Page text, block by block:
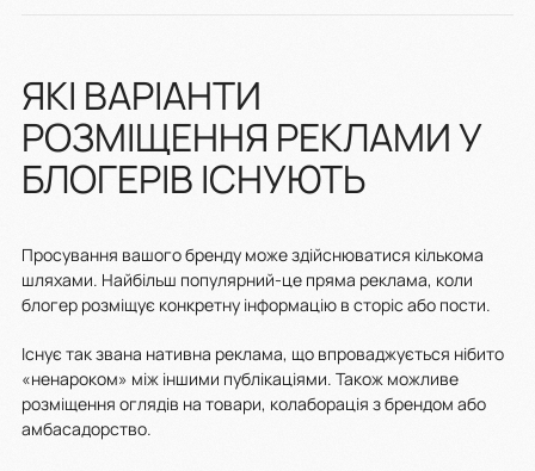
ЯКІ ВАРІАНТИ
РОЗМІЩЕННЯ РЕКЛАМИ У
БЛОГЕРІВ ІСНУЮТЬ
Просування вашого бренду може здійснюватися кількома
шляхами. Найбільш популярний-це пряма реклама, коли
блогер розміщує конкретну інформацію в сторіс або пости.
Існує так звана нативна реклама, що впроваджується нібито
«ненароком» між іншими публікаціями. Також можливе
розміщення оглядів на товари, колаборація з брендом або
амбасадорство.